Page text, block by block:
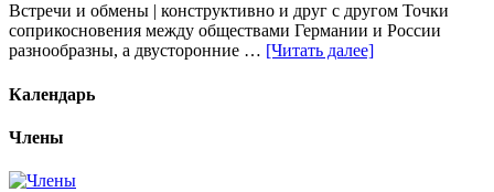
Встречи и обмены | конструктивно и друг с другом Точки
соприкосновения между обществами Германии и России
разнообразны, а двусторонние … [Читать далее]
Календарь
Члены